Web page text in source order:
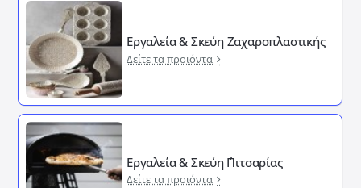
Εργαλεία & Σκεύη Ζαχαροπλαστικής
Δείτε τα προιόντα
Εργαλεία & Σκεύη ΄Πιτσαρίας
Δείτε τα προιόντα